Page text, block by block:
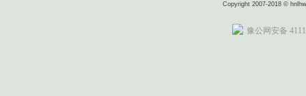
Copyright 2007-2018 ©
豫公网安备